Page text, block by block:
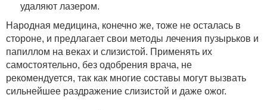
удаляют лазером.
Народная медицина, конечно же, тоже не осталась в
стороне, и предлагает свои методы лечения пузырьков и
папиллом на веках и слизистой. Применять их
самостоятельно, без одобрения врача, не
рекомендуется, так как многие составы могут вызвать
сильнейшее раздражение слизистой и даже ожог.